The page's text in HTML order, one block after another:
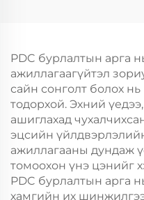
PDC бурлалтын арга
ажиллагаагүйтэл
сайн сонголт болох
тодорхой. Эхний
ашиглахад
эцсийн
ажиллагааны дундаж
томоохон үнэ цэнийг
PDC бурлалтын арга
хамгийн их